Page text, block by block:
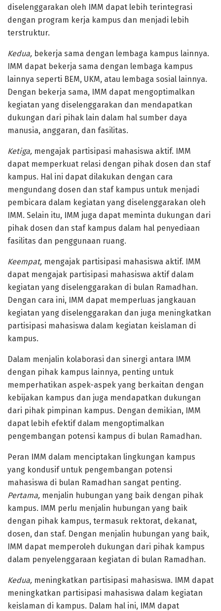
diselenggarakan oleh IMM dapat lebih terintegrasi
dengan program kerja kampus dan menjadi lebih
terstruktur.
Kedua, bekerja sama dengan lembaga kampus lainnya.
IMM dapat bekerja sama dengan lembaga kampus
lainnya seperti BEM, UKM, atau lembaga sosial lainnya.
Dengan bekerja sama, IMM dapat mengoptimalkan
kegiatan yang diselenggarakan dan mendapatkan
dukungan dari pihak lain dalam hal sumber daya
manusia, anggaran, dan fasilitas.
Ketiga, mengajak partisipasi mahasiswa aktif. IMM
dapat memperkuat relasi dengan pihak dosen dan staf
kampus. Hal ini dapat dilakukan dengan cara
mengundang dosen dan staf kampus untuk menjadi
pembicara dalam kegiatan yang diselenggarakan oleh
IMM. Selain itu, IMM juga dapat meminta dukungan dari
pihak dosen dan staf kampus dalam hal penyediaan
fasilitas dan penggunaan ruang.
Keempat, mengajak partisipasi mahasiswa aktif. IMM
dapat mengajak partisipasi mahasiswa aktif dalam
kegiatan yang diselenggarakan di bulan Ramadhan.
Dengan cara ini, IMM dapat memperluas jangkauan
kegiatan yang diselenggarakan dan juga meningkatkan
partisipasi mahasiswa dalam kegiatan keislaman di
kampus.
Dalam menjalin kolaborasi dan sinergi antara IMM
dengan pihak kampus lainnya, penting untuk
memperhatikan aspek-aspek yang berkaitan dengan
kebijakan kampus dan juga mendapatkan dukungan
dari pihak pimpinan kampus. Dengan demikian, IMM
dapat lebih efektif dalam mengoptimalkan
pengembangan potensi kampus di bulan Ramadhan.
Peran IMM dalam menciptakan lingkungan kampus
yang kondusif untuk pengembangan potensi
mahasiswa di bulan Ramadhan sangat penting.
Pertama, menjalin hubungan yang baik dengan pihak
kampus. IMM perlu menjalin hubungan yang baik
dengan pihak kampus, termasuk rektorat, dekanat,
dosen, dan staf. Dengan menjalin hubungan yang baik,
IMM dapat memperoleh dukungan dari pihak kampus
dalam penyelenggaraan kegiatan di bulan Ramadhan.
Kedua, meningkatkan partisipasi mahasiswa. IMM dapat
meningkatkan partisipasi mahasiswa dalam kegiatan
keislaman di kampus. Dalam hal ini, IMM dapat